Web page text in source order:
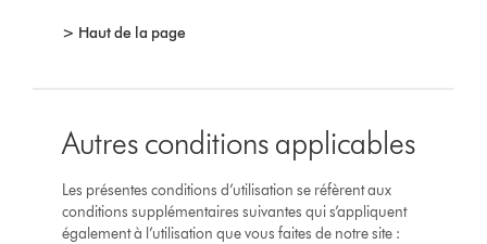
> Haut de la page
Autres conditions applicables
Les présentes conditions d’utilisation se réfèrent aux
conditions supplémentaires suivantes qui s’appliquent
également à l’utilisation que vous faites de notre site :